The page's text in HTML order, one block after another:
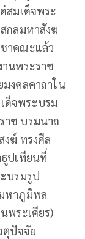
สมเด็จพระ
กลมหาสังฆ
าคณะแล้ว
นพระราช
งคลคาถาใน
ด็จพระบรม
าช บรมนาถ
ฆ์ ทรงศีล
ปเทียนที่
บรมรูป
หาภูมิพล
พระเศียร)
ตุปัจจัย